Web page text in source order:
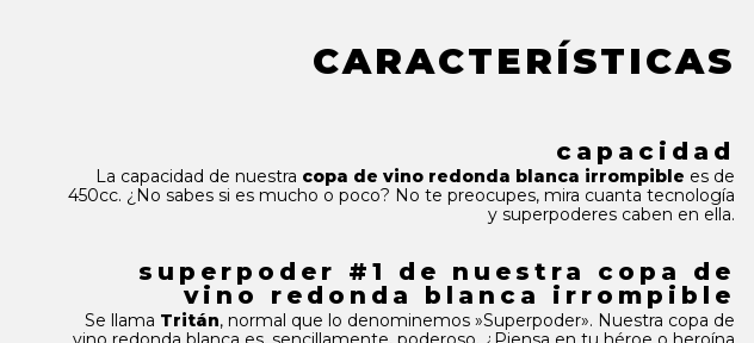
Somos semejantes al cristal. A la vista parecemos cristal. Podéis cuidarnos
hacernos añicos como el cristal. No nos rompemos. No cortamos ni
¡Ah! Y en este modelo, además, tenemos con un segundo propósito. No
Seguras.
ypolicarbonatoson ideales tanto para uso
anfitriones como a invitados. Con cero cortes y ningún drama por cristales rotos,
CARACTERÍSTICAS
capacidad
La capacidad de nuestra copa de vino redonda blanca irrompible es de
450cc. ¿No sabes si es mucho o poco? No te preocupes, mira cuanta tecnología
y superpoderes caben en ella.
superpoder #1 de nuestra copa de
vino redonda blanca irrompible
Se llama Tritán, normal que lo denominemos »Superpoder». Nuestra copa de